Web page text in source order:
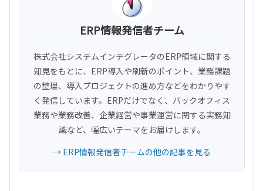
ERP情報発信者チーム
株式会社システムインテグレータのERP領域に関する
知見をもとに、ERP導入や刷新のポイント、業務課題
の整理、導入プロジェクトの進め方などをわかりやす
く発信しています。ERPだけでなく、バックオフィス
業務や業務改善、企業経営や事業運営に関する実務知
識など、幅広いテーマをお届けします。
→ ERP情報発信者チームの他の記事を見る